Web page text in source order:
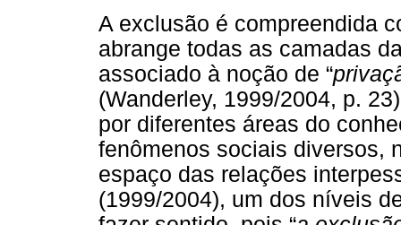
A exclusão é compreendida
abrange todas as camadas
associado à noção de “
(Wanderley, 1999/2004, p.
por diferentes áreas do
fenômenos sociais diversos,
espaço das relações
(1999/2004), um dos níveis